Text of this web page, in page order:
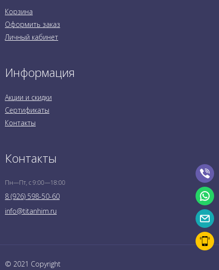
Корзина
Оформить заказ
Личный кабинет
Информация
Акции и скидки
Сертификаты
Контакты
Контакты
Пн—Пт, с 9:00—18:00
8 (926) 598-50-60
info@titanhim.ru
© 2021 Copyright